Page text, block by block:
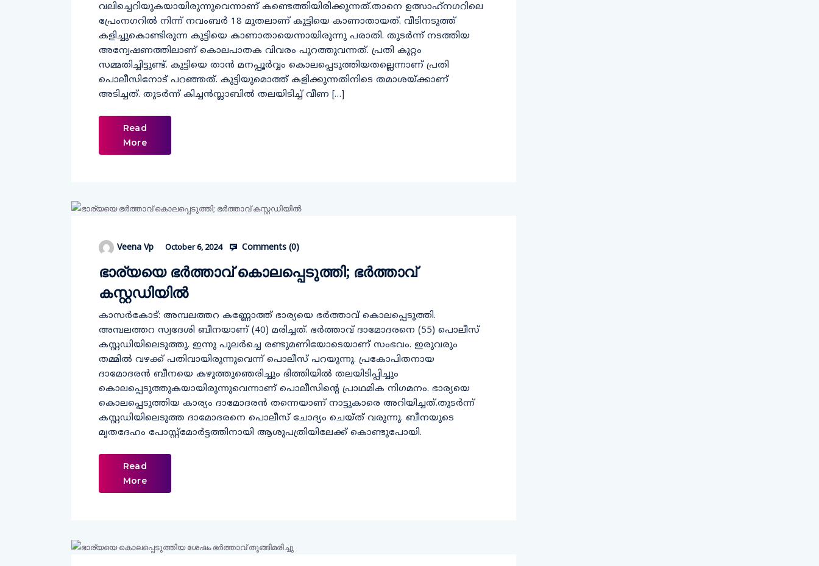
വലിച്ചെറിയുകയായിരുന്നുവെന്നാണ് കണ്ടെത്തിയിരിക്കുന്നത്.താനെ ഉത്സാഹ്‌നഗറിലെ
പ്രേംനഗറില്‍ നിന്ന് നവംബര്‍ 18 മുതലാണ് കുട്ടിയെ കാണാതായത്. വീടിനടുത്ത്
കളിച്ചുകൊണ്ടിരുന്ന കുട്ടിയെ കാണാതായെന്നായിരുന്നു പരാതി. തുടര്‍ന്ന് നടത്തിയ
അന്വേഷണത്തിലാണ് കൊലപാതക വിവരം പുറത്തുവന്നത്. പ്രതി കുറ്റം
സമ്മതിച്ചിട്ടുണ്ട്. കുട്ടിയെ താന്‍ മനപ്പൂര്‍വ്വം കൊലപ്പെടുത്തിയതല്ലെന്നാണ് പ്രതി
പൊലീസിനോട് പറഞ്ഞത്. കുട്ടിയുമൊത്ത് കളിക്കുന്നതിനിടെ തമാശയ്ക്കാണ്
അടിച്ചത്. തുടര്‍ന്ന് കിച്ചന്‍സ്ലാബില്‍ തലയിടിച്ച് വീണ […]
Read
More
Veena Vp October 6, 2024 Comments (0)
ഭാര്യയെ ഭര്‍ത്താവ് കൊലപ്പെടുത്തി; ഭര്‍ത്താവ്
കസ്റ്റഡിയില്‍
കാസര്‍കോട്: അമ്പലത്തറ കണ്ണോത്ത് ഭാര്യയെ ഭര്‍ത്താവ് കൊലപ്പെടുത്തി.
അമ്പലത്തറ സ്വദേശി ബീനയാണ് (40) മരിച്ചത്. ഭര്‍ത്താവ് ദാമോദരനെ (55) പൊലീസ്
കസ്റ്റഡിയിലെടുത്തു. ഇന്നു പുലര്‍ച്ചെ രണ്ടുമണിയോടെയാണ് സംഭവം. ഇരുവരും
തമ്മില്‍ വഴക്ക് പതിവായിരുന്നുവെന്ന് പൊലീസ് പറയുന്നു. പ്രകോപിതനായ
ദാമോദരന്‍ ബീനയെ കഴുത്തുഞെരിച്ചും ഭിത്തിയില്‍ തലയിടിപ്പിച്ചും
കൊലപ്പെടുത്തുകയായിരുന്നുവെന്നാണ് പൊലീസിന്റെ പ്രാഥമിക നിഗമനം. ഭാര്യയെ
കൊലപ്പെടുത്തിയ കാര്യം ദാമോദരന്‍ തന്നെയാണ് നാട്ടുകാരെ അറിയിച്ചത്.തുടര്‍ന്ന്
കസ്റ്റഡിയിലെടുത്ത ദാമോദരനെ പൊലീസ് ചോദ്യം ചെയ്ത് വരുന്നു. ബീനയുടെ
മൃതദേഹം പോസ്റ്റ്മോര്‍ട്ടത്തിനായി ആശുപത്രിയിലേക്ക് കൊണ്ടുപോയി.
Read
More